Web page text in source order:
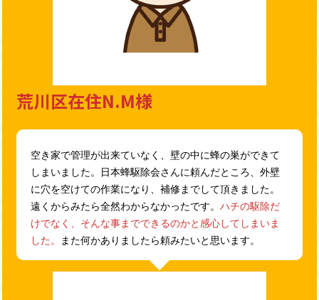
荒川区在住N.M様
空き家で管理が出来ていなく、壁の中に蜂の巣ができて
しまいました。日本蜂駆除会さんに頼んだところ、外壁
に穴を空けての作業になり、補修までして頂きました。
遠くからみたら全然わからなかったです。 ハチの駆除だ
けでなく、そんな事までできるのかと感心してしまいま
した。 また何かありましたら頼みたいと思います。